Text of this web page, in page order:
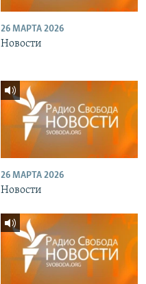
26 МАРТА 2026
Новости
26 МАРТА 2026
Новости